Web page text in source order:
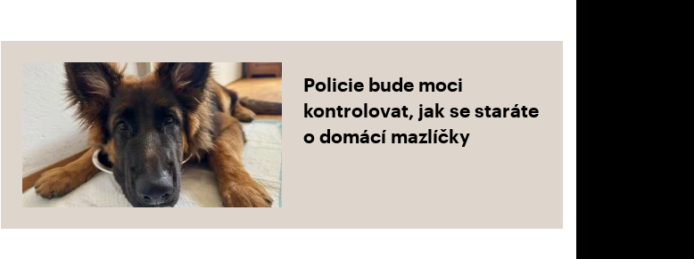
Policie bude moci
kontrolovat, jak se staráte
o domácí mazlíčky